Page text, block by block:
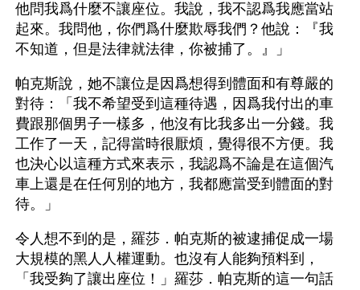
他問我爲什麼不讓座位。我說，我不認爲我應當站
起來。我問他，你們爲什麼欺辱我們？他說：『我
不知道，但是法律就法律，你被捕了。』」
帕克斯說，她不讓位是因爲想得到體面和有尊嚴的
對待：「我不希望受到這種待遇，因爲我付出的車
費跟那個男子一樣多，他沒有比我多出一分錢。我
工作了一天，記得當時很厭煩，覺得很不方便。我
也決心以這種方式來表示，我認爲不論是在這個汽
車上還是在任何別的地方，我都應當受到體面的對
待。」
令人想不到的是，羅莎．帕克斯的被逮捕促成一場
大規模的黑人人權運動。也沒有人能夠預料到，
「我受夠了讓出座位！」羅莎．帕克斯的這一句話